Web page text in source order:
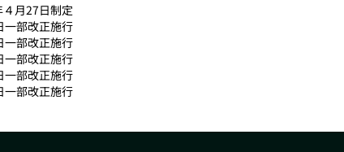
月27日制定
一部改正施行
一部改正施行
一部改正施行
一部改正施行
一部改正施行